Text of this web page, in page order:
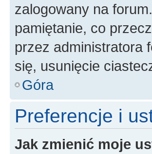
zalogowany na
pamiętanie, co
przez administratora
się, usunięcie
Góra
Preferencje i
Jak zmienić moje